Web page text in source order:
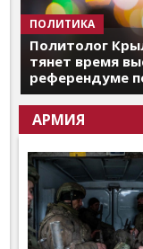
ПОЛИТИКА
Политолог
тянет время
референдуме
АРМИЯ